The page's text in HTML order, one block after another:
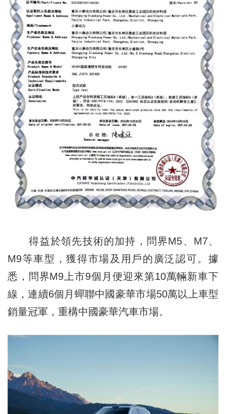
得益於領先技術的加持，問界M5、M7、
M9等車型，獲得市場及用戶的廣泛認可。據
悉，問界M9上市9個月便迎來第10萬輛新車下
線，連續6個月蟬聯中國豪華市場50萬以上車型
銷量冠軍，重構中國豪華汽車市場。